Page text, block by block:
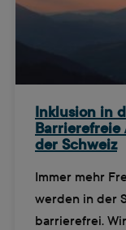
Inklusion in
der Schweiz
Immer mehr
werden in der
barrierefrei.